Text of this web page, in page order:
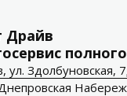
Драйв
ул. Здолбуновская,